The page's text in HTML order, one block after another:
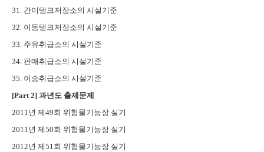
31. 간이탱크저장소의 시설기준
32. 이동탱크저장소의 시설기준
33. 주유취급소의 시설기준
34. 판매취급소의 시설기준
35. 이송취급소의 시설기준
[Part 2] 과년도 출제문제
2011년 제49회 위험물기능장 실기
2011년 제50회 위험물기능장 실기
2012년 제51회 위험물기능장 실기